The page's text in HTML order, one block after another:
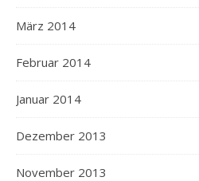
März 2014
Februar 2014
Januar 2014
Dezember 2013
November 2013